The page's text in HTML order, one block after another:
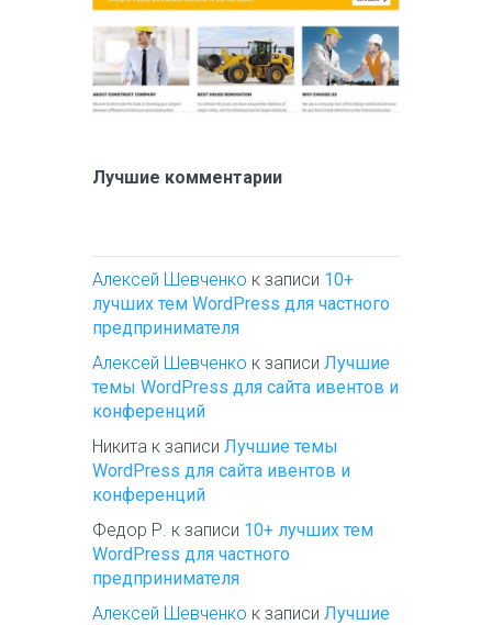
Лучшие комментарии
Алексей Шевченко к записи 10+
лучших тем WordPress для частного
предпринимателя
Алексей Шевченко к записи Лучшие
темы WordPress для сайта ивентов и
конференций
Никита к записи Лучшие темы
WordPress для сайта ивентов и
конференций
Федор Р. к записи 10+ лучших тем
WordPress для частного
предпринимателя
Алексей Шевченко к записи Лучшие